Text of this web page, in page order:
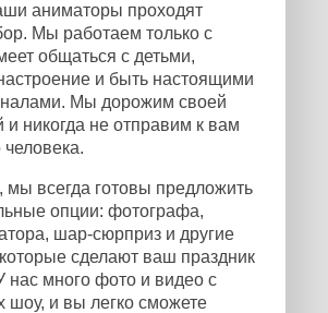
аниматоры проходят
Мы работаем только с
общаться с детьми,
и быть настоящими
Мы дорожим своей
и никогда не отправим к вам
человека.
мы всегда готовы предложить
опции: фотографа,
шар-сюрприз и другие
сделают ваш праздник
нас много фото и видео с
и вы легко сможете